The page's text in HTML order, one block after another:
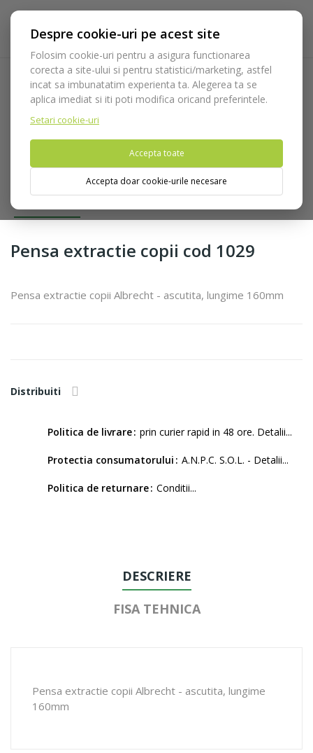
Despre cookie-uri pe acest site
Folosim cookie-uri pentru a asigura functionarea
corecta a site-ului si pentru statistici/marketing, astfel
incat sa imbunatatim experienta ta. Alegerea ta se
aplica imediat si iti poti modifica oricand preferintele.
Setari cookie-uri
Accepta toate
Accepta doar cookie-urile necesare
Pensa extractie copii cod 1029
Nu puteti plasa comenzi din tara din care accesati website-ul
Pensa extractie copii cod 1029
Pensa extractie copii Albrecht - ascutita, lungime 160mm
Distribuiti
Politica de livrare prin curier rapid in 48 ore. Detalii...
Protectia consumatorului A.N.P.C. S.O.L. - Detalii...
Politica de returnare Conditii...
DESCRIERE
FISA TEHNICA
Pensa extractie copii Albrecht - ascutita, lungime
160mm